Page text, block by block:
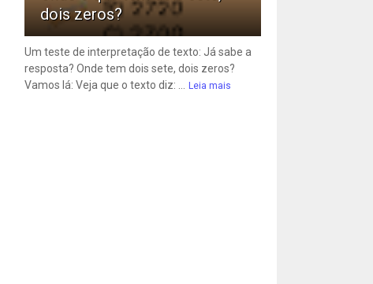
dois zeros?
Um teste de interpretação de texto: Já sabe a
resposta? Onde tem dois sete, dois zeros?
Vamos lá: Veja que o texto diz: ...
Leia mais